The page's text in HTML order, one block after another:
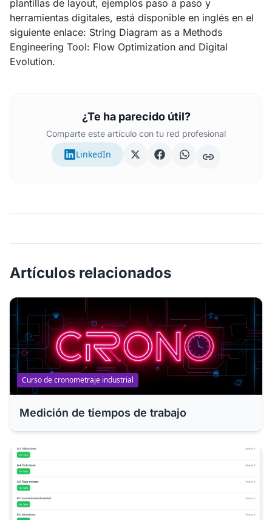
plantillas de layout, ejemplos paso a paso y
herramientas digitales, está disponible en inglés en el
siguiente enlace: String Diagram as a Methods
Engineering Tool: Flow Optimization and Digital
Evolution.
¿Te ha parecido útil?
Comparte este artículo con tu red profesional
LinkedIn
Artículos relacionados
Curso de cronometraje industrial
Medición de tiempos de trabajo